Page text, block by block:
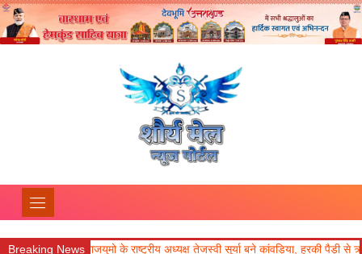
Breaking News
के राष्ट्रीय अध्यक्ष तेजस्वी सूर्या बने कांवड़िया, हरकी पैड़ी से ऋषिकेश तक करेंगे 26 किमी